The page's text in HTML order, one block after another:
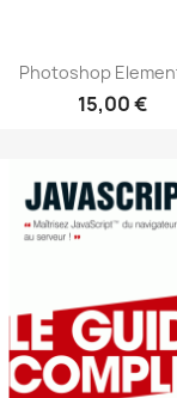
Aperçu
Photoshop
15,00 €